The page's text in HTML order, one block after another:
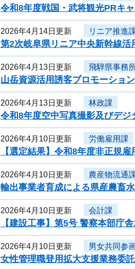
令和8年度戦国・武将観光PRキ
2026年4月14日更新 リニア推進
第2次岐阜県リニア中央新幹線
2026年4月13日更新 飛騨県事務
山岳資源活用誘客プロモーショ
2026年4月13日更新 林政課
令和8年度空中写真撮影及びデ
2026年4月10日更新 労働雇用課
【選定結果】令和8年度非正規
2026年4月10日更新 農産物流通
輸出事業者育成による県産農畜
2026年4月10日更新 会計課
【建設工事】第5号 警察本部庁
2026年4月10日更新 男女共同参
女性管理職登用拡大支援業務委